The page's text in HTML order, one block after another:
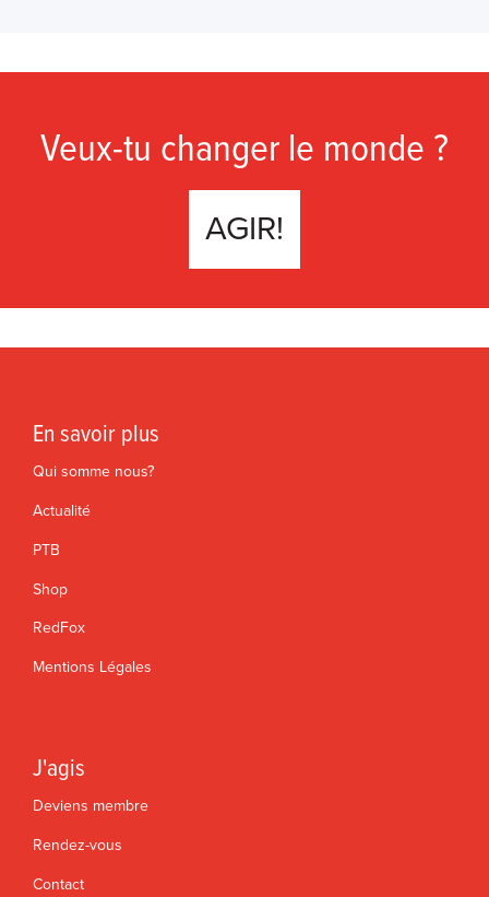
Veux-tu changer le monde ?
AGIR!
En savoir plus
Qui somme nous?
Actualité
PTB
Shop
RedFox
Mentions Légales
J'agis
Deviens membre
Rendez-vous
Contact